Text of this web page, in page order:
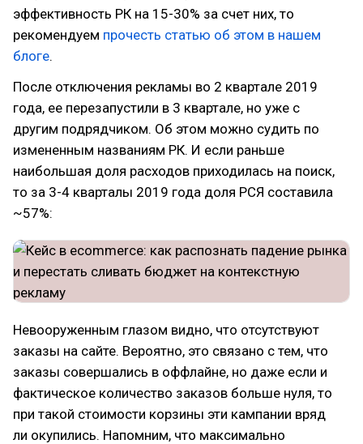
эффективность РК на 15-30% за счет них, то
рекомендуем прочесть статью об этом в нашем
блоге.
После отключения рекламы во 2 квартале 2019
года, ее перезапустили в 3 квартале, но уже с
другим подрядчиком. Об этом можно судить по
измененным названиям РК. И если раньше
наибольшая доля расходов приходилась на поиск,
то за 3-4 кварталы 2019 года доля РСЯ составила
~57%:
Невооруженным глазом видно, что отсутствуют
заказы на сайте. Вероятно, это связано с тем, что
заказы совершались в оффлайне, но даже если и
фактическое количество заказов больше нуля, то
при такой стоимости корзины эти кампании вряд
ли окупились. Напомним, что максимально